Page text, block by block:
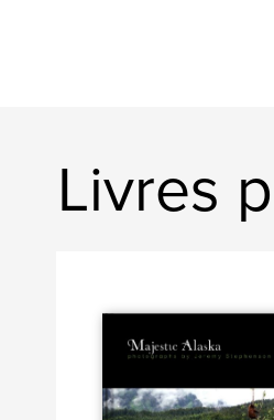
Livres